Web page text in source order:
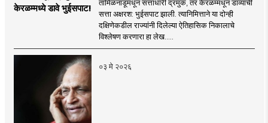
केरळम्मध्ये डावे भुईसपाट!
तामिळनाडूमधून सत्ताधारी द्रमुक, तर केरळम्मधून डाव्यांची
सत्ता अक्षरश: भुईसपाट झाली. त्यानिमित्ताने या दोन्ही
दक्षिणेकडील राज्यांनी दिलेल्या ऐतिहासिक निकालाचे
विश्लेषण करणारा हा लेख.....
०३ मे २०२६